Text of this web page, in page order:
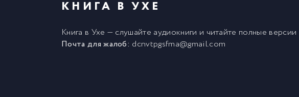
КНИГА В УХЕ
Книга в Ухе — слушайте аудиокниги и читайте полные версии
Почта для жалоб: dcnvtpgsfma@gmail.com